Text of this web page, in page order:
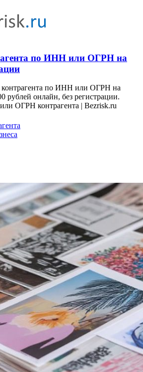
по ИНН или ОГРН на
контрагента по ИНН или ОГРН на
рублей онлайн, без регистрации.
ОГРН контрагента | Bezrisk.ru